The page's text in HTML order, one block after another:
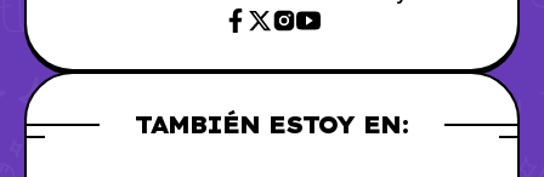
TAMBIÉN ESTOY EN: